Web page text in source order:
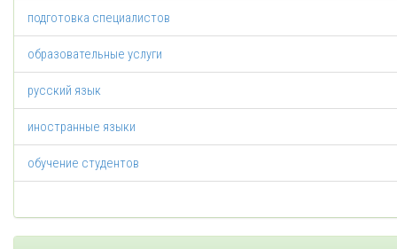
подготовка специалистов
образовательные услуги
русский язык
иностранные языки
обучение студентов